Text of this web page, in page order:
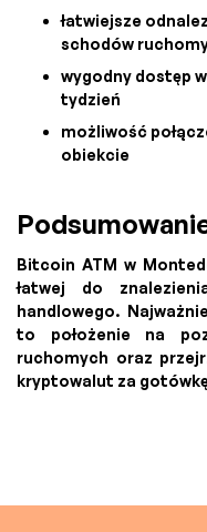
łatwiejsze
schodów
wygodny dostęp
tydzień
możliwość
obiekcie
Bitcoin ATM w
łatwej do
handlowego.
to położenie na
ruchomych oraz
kryptowalut za